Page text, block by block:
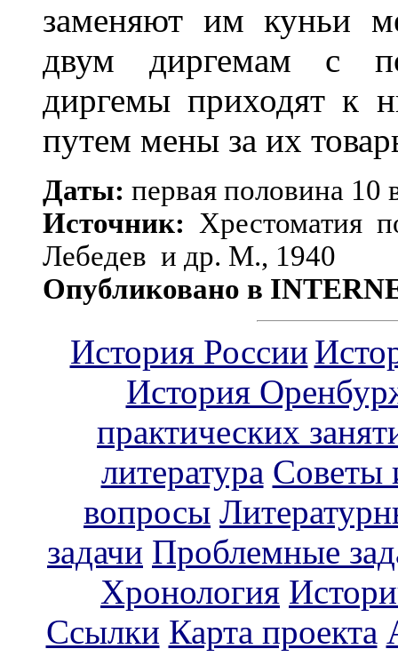
заменяют им куньи
двум диргемам с
диргемы приходят к
путем мены за их
Даты: первая половина 10
Источник: Хрестоматия
Лебедев и др. М., 1940
Опубликовано в
История России
История
практических
литература Советы
вопросы
задачи Проблемные
Хронология
Ссылки Карта проекта